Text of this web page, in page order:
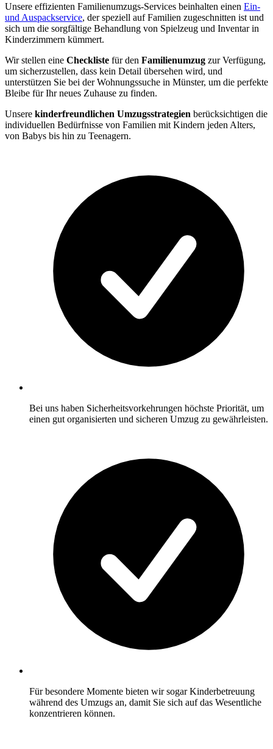
Unsere effizienten Familienumzugs-Services beinhalten einen Ein-
und Auspackservice, der speziell auf Familien zugeschnitten ist und
sich um die sorgfältige Behandlung von Spielzeug und Inventar in
Kinderzimmern kümmert.
Wir stellen eine Checkliste für den Familienumzug zur Verfügung,
um sicherzustellen, dass kein Detail übersehen wird, und
unterstützen Sie bei der Wohnungssuche in Münster, um die perfekte
Bleibe für Ihr neues Zuhause zu finden.
Unsere kinderfreundlichen Umzugsstrategien berücksichtigen die
individuellen Bedürfnisse von Familien mit Kindern jeden Alters,
von Babys bis hin zu Teenagern.
Bei uns haben Sicherheitsvorkehrungen höchste Priorität, um
einen gut organisierten und sicheren Umzug zu gewährleisten.
Für besondere Momente bieten wir sogar Kinderbetreuung
während des Umzugs an, damit Sie sich auf das Wesentliche
konzentrieren können.